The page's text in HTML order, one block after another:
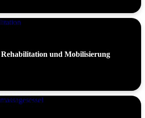
Rehabilitation und Mobilisierung